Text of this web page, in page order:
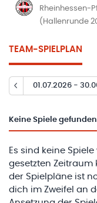
Rheinhessen-
(Hallenrunde
TEAM-SPIELPLAN
01.07.2026 -
Keine Spiele gefunden
Es sind keine
gesetzten Zeitraum
der Spielpläne ist
dich im Zweifel an